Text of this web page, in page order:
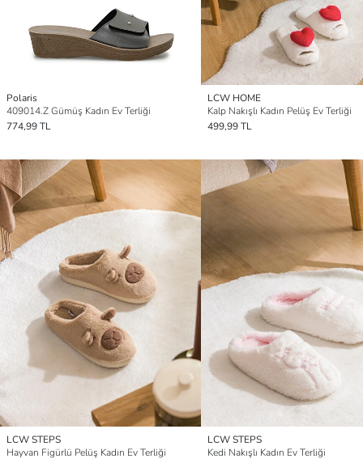
Polaris
409014.Z Gümüş Kadın Ev Terliği
774,99 TL
LCW HOME
Kalp Nakışlı Kadın Pelüş Ev Terliği
499,99 TL
LCW STEPS
Hayvan Figürlü Pelüş Kadın Ev Terliği
LCW STEPS
Kedi Nakışlı Kadın Ev Terliği